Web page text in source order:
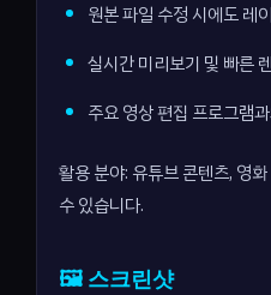
원본 파일 수정 시에도 레
실시간 미리보기 및 빠른
주요 영상 편집 프로그램
활용 분야: 유튜브 콘텐츠, 영
수 있습니다.
🖼️ 스크린샷